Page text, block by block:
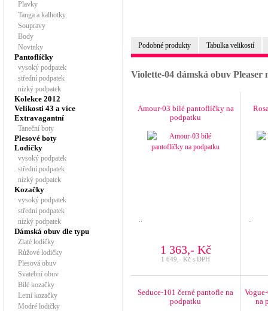
Plavky
Tanga a kalhotky
Soupravy
Body
Novinky
Pantoflíčky
vysoký podpatek
střední podpatek
nízký podpatek
Kolekce 2012
Velikosti 43 a více
Extravagantní
Taneční boty
Plesové boty
Lodičky
vysoký podpatek
střední podpatek
nízký podpatek
Kozačky
vysoký podpatek
střední podpatek
nízký podpatek
Dámská obuv dle typu
Zlaté lodičky
Růžové lodičky
Plesová obuv
Svatební obuv
Bílé kozačky
Letní kozačky
Modré lodičky
Podobné produkty Tabulka velikostí
Violette-04 dámská obuv
Amour-03 bílé pantoflíčky na
podpatku
1 363,- Kč
1 649,- Kč s DPH
Seduce-101 černé pantofle na
podpatku
na